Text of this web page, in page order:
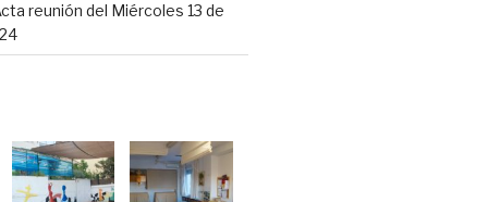
reunión del Miércoles 13 de